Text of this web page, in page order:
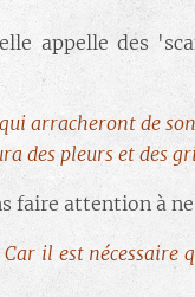
appelle des
arracheront de
des pleurs et des
faire attention à
il est nécessaire